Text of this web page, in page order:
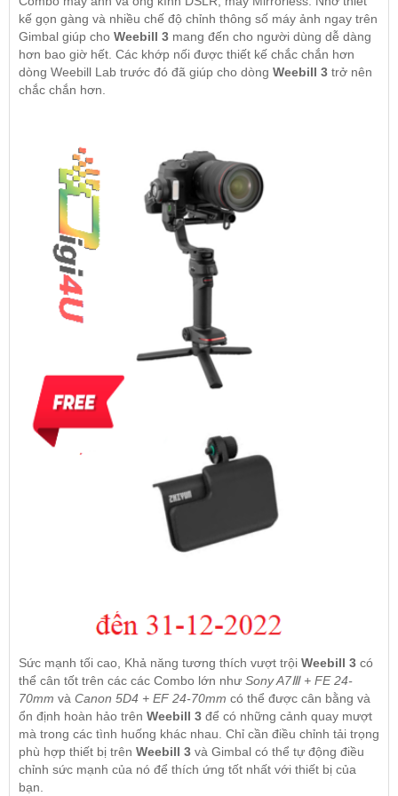
kế gọn gàng và nhiều chế độ chỉnh thông số máy ảnh ngay trên
Gimbal giúp cho Weebill 3 mang đến cho người dùng dễ dàng
hơn bao giờ hết. Các khớp nối được thiết kế chắc chắn hơn
dòng Weebill Lab trước đó đã giúp cho dòng Weebill 3 trở nên
chắc chắn hơn.
Sức mạnh tối cao, Khả năng tương thích vượt trội Weebill 3 có
thể cân tốt trên các các Combo lớn như Sony A7Ⅲ + FE 24-
70mm và Canon 5D4 + EF 24-70mm có thể được cân bằng và
ổn định hoàn hảo trên Weebill 3 để có những cảnh quay mượt
mà trong các tình huống khác nhau. Chỉ cần điều chỉnh tải trọng
phù hợp thiết bị trên Weebill 3 và Gimbal có thể tự động điều
chỉnh sức mạnh của nó để thích ứng tốt nhất với thiết bị của
bạn.